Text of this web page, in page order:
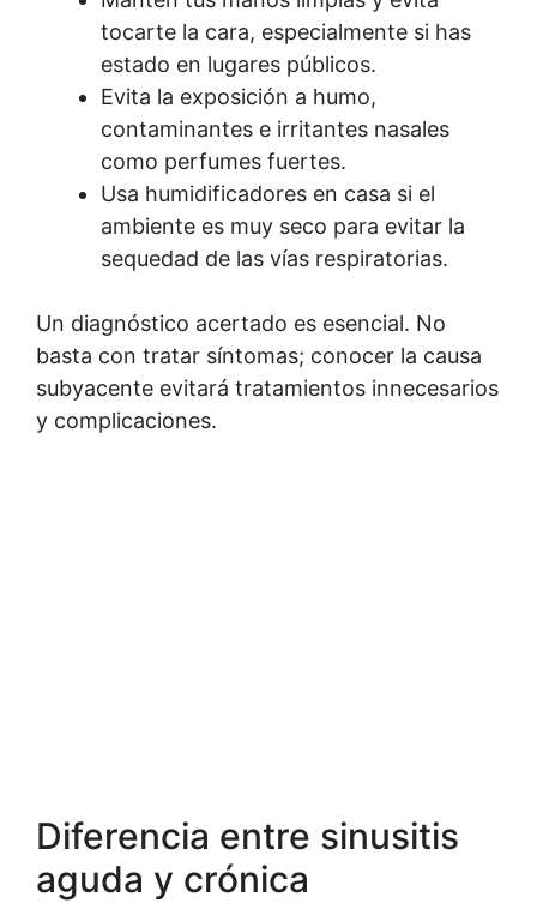
tocarte la cara, especialmente si has
estado en lugares públicos.
Evita la exposición a humo,
contaminantes e irritantes nasales
como perfumes fuertes.
Usa humidificadores en casa si el
ambiente es muy seco para evitar la
sequedad de las vías respiratorias.
Un diagnóstico acertado es esencial. No
basta con tratar síntomas; conocer la causa
subyacente evitará tratamientos innecesarios
y complicaciones.
Diferencia entre sinusitis
aguda y crónica